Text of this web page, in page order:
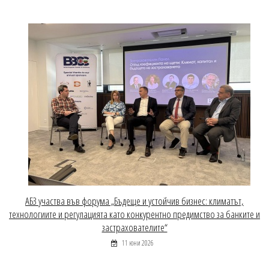
АБЗ участва във форума „Бъдеще и устойчив бизнес: климатът,
технологиите и регулацията като конкурентно предимство за банките и
застрахователите“
11 юни 2026